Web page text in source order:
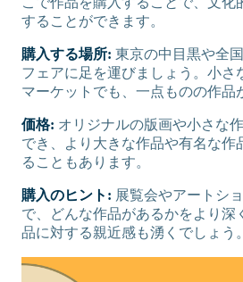
することができます。
購入する場所: 東京の中目黒や全
フェアに足を運びましょう。小さ
マーケットでも、一点ものの作品
価格: オリジナルの版画や小さな
でき、より大きな作品や有名な作
ることもあります。
購入のヒント: 展覧会やアートシ
で、どんな作品があるかをより深
品に対する親近感も湧くでしょう。